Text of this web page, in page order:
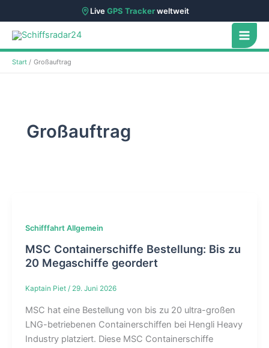
LiveGPS Trackerweltweit
Zum
Inhalt
springen
Start Großauftrag
Großauftrag
Schifffahrt Allgemein
MSC Containerschiffe Bestellung: Bis zu
20 Megaschiffe geordert
Kaptain Piet / 29. Juni 2026
MSC hat eine Bestellung von bis zu 20 ultra-großen
LNG-betriebenen Containerschiffen bei Hengli Heavy
Industry platziert. Diese MSC Containerschiffe